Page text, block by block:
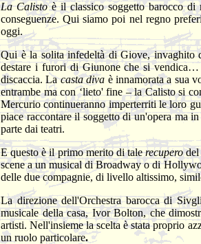
La Calistoè il classico soggetto barocco
conseguenze. Qui siamo poi nel regno
oggi.
Qui è la solita infedeltà di Giove, invaghito
destare i furori di Giunone che si vendica…
discaccia. Lacasta diva è innamorata a sua
entrambe ma con ‘lieto' fine – la Calisto si
Mercurio continueranno imperterriti le loro
piace raccontare il soggetto di un'opera ma
parte dai teatri.
E questo è il primo merito di talerecupero
scene a un musical di Broadway o di
delle due compagnie, di livello altissimo,
La direzione dell'Orchestra barocca di
musicale della casa, Ivor Bolton, che
artisti. Nell'insieme la scelta è stata proprio
un ruolo particolare.